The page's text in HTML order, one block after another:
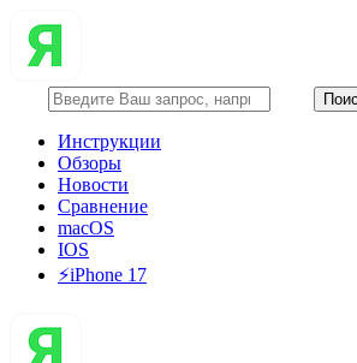
Инструкции
Обзоры
Новости
Сравнение
macOS
IOS
⚡️iPhone 17